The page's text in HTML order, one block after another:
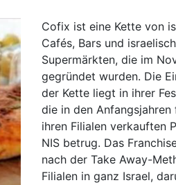
Cofix ist eine Kette von
Cafés, Bars und
Supermärkten, die im
gegründet wurden. Die
der Kette liegt in ihrer
die in den Anfangsjahren
ihren Filialen verkauften
NIS betrug. Das
nach der Take Away-
Filialen in ganz Israel,